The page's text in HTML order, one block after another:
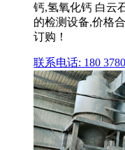
钙,氢氧化钙 白云
的检测设备,价格
订购！
联系电话: 180